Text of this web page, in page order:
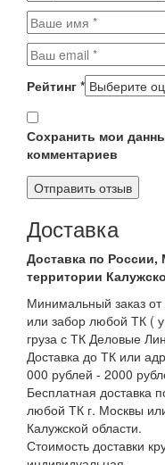
Рейтинг *
Сохранить мои
комментариев
Доставка
Доставка по
территории
Минимальный заказ от
или забор любой ТК (
груза с ТК Деловые
Доставка до ТК или
000 рублей - 2000
Бесплатная доставка
любой ТК г. Москвы
Калужской области.
Стоимость доставки